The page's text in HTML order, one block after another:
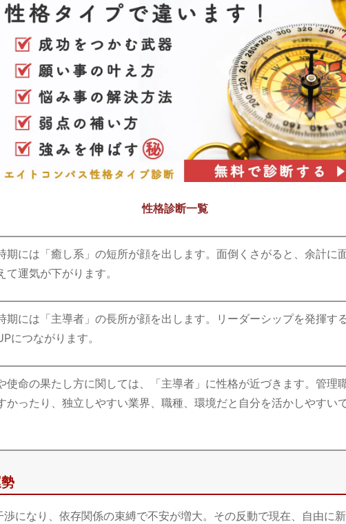
性格診断一覧
期には「癒し系」の短所が顔を出します。面倒くさがると、余計に
て運気が下がります。
期には「主導者」の長所が顔を出します。リーダーシップを発揮する
につながります。
使命の果たし方に関しては、「主導者」に性格が近づきます。管理
かったり、独立しやすい業界、職種、環境だと自分を活かしやすい
になり、依存関係の束縛で不安が増大。その反動で現在、自由に